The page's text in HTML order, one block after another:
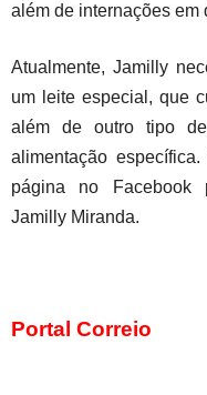
além de internações em
Atualmente, Jamilly
um leite especial, que
além de outro tipo
alimentação
página no Facebook
Jamilly Miranda.
Portal Correio